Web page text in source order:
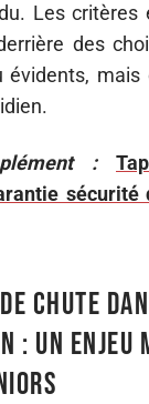
Les critères
des
évidents,
:
sécurité
chute
: un enjeu